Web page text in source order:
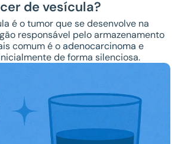
de vesícula?
é o tumor que se desenvolve na
responsável pelo armazenamento
comum é oadenocarcinoma e
de forma silenciosa.